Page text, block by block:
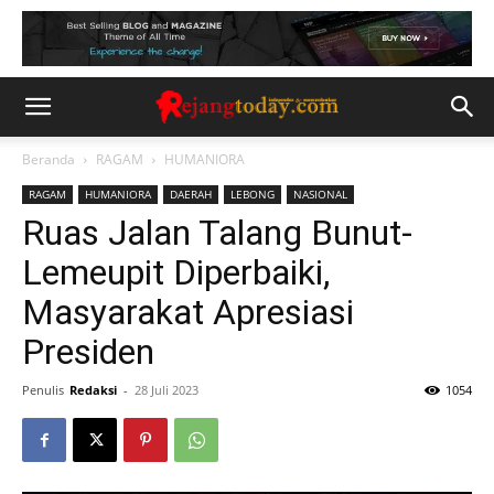
Beranda RAGAM HUMANIORA
RAGAM HUMANIORA DAERAH LEBONG NASIONAL
Ruas Jalan Talang Bunut-
Lemeupit Diperbaiki,
Masyarakat Apresiasi
Presiden
Penulis Redaksi - 28 Juli 2023 1054